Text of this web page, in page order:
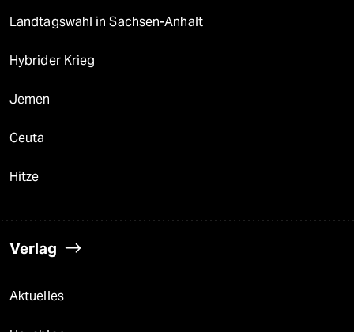
Landtagswahl in Sachsen-Anhalt
Hybrider Krieg
Jemen
Ceuta
Hitze
Verlag
Aktuelles